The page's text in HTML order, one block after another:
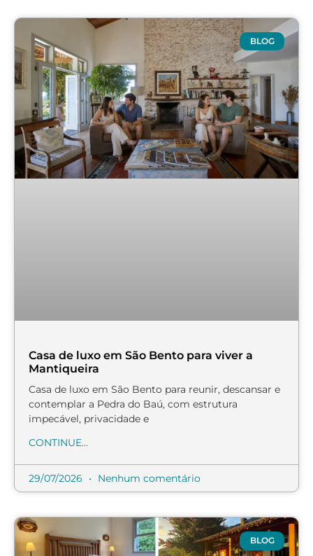
BLOG
Casa de luxo em São Bento para viver a
Mantiqueira
Casa de luxo em São Bento para reunir, descansar e
contemplar a Pedra do Baú, com estrutura
impecável, privacidade e
CONTINUE...
29/07/2026 Nenhum comentário
BLOG